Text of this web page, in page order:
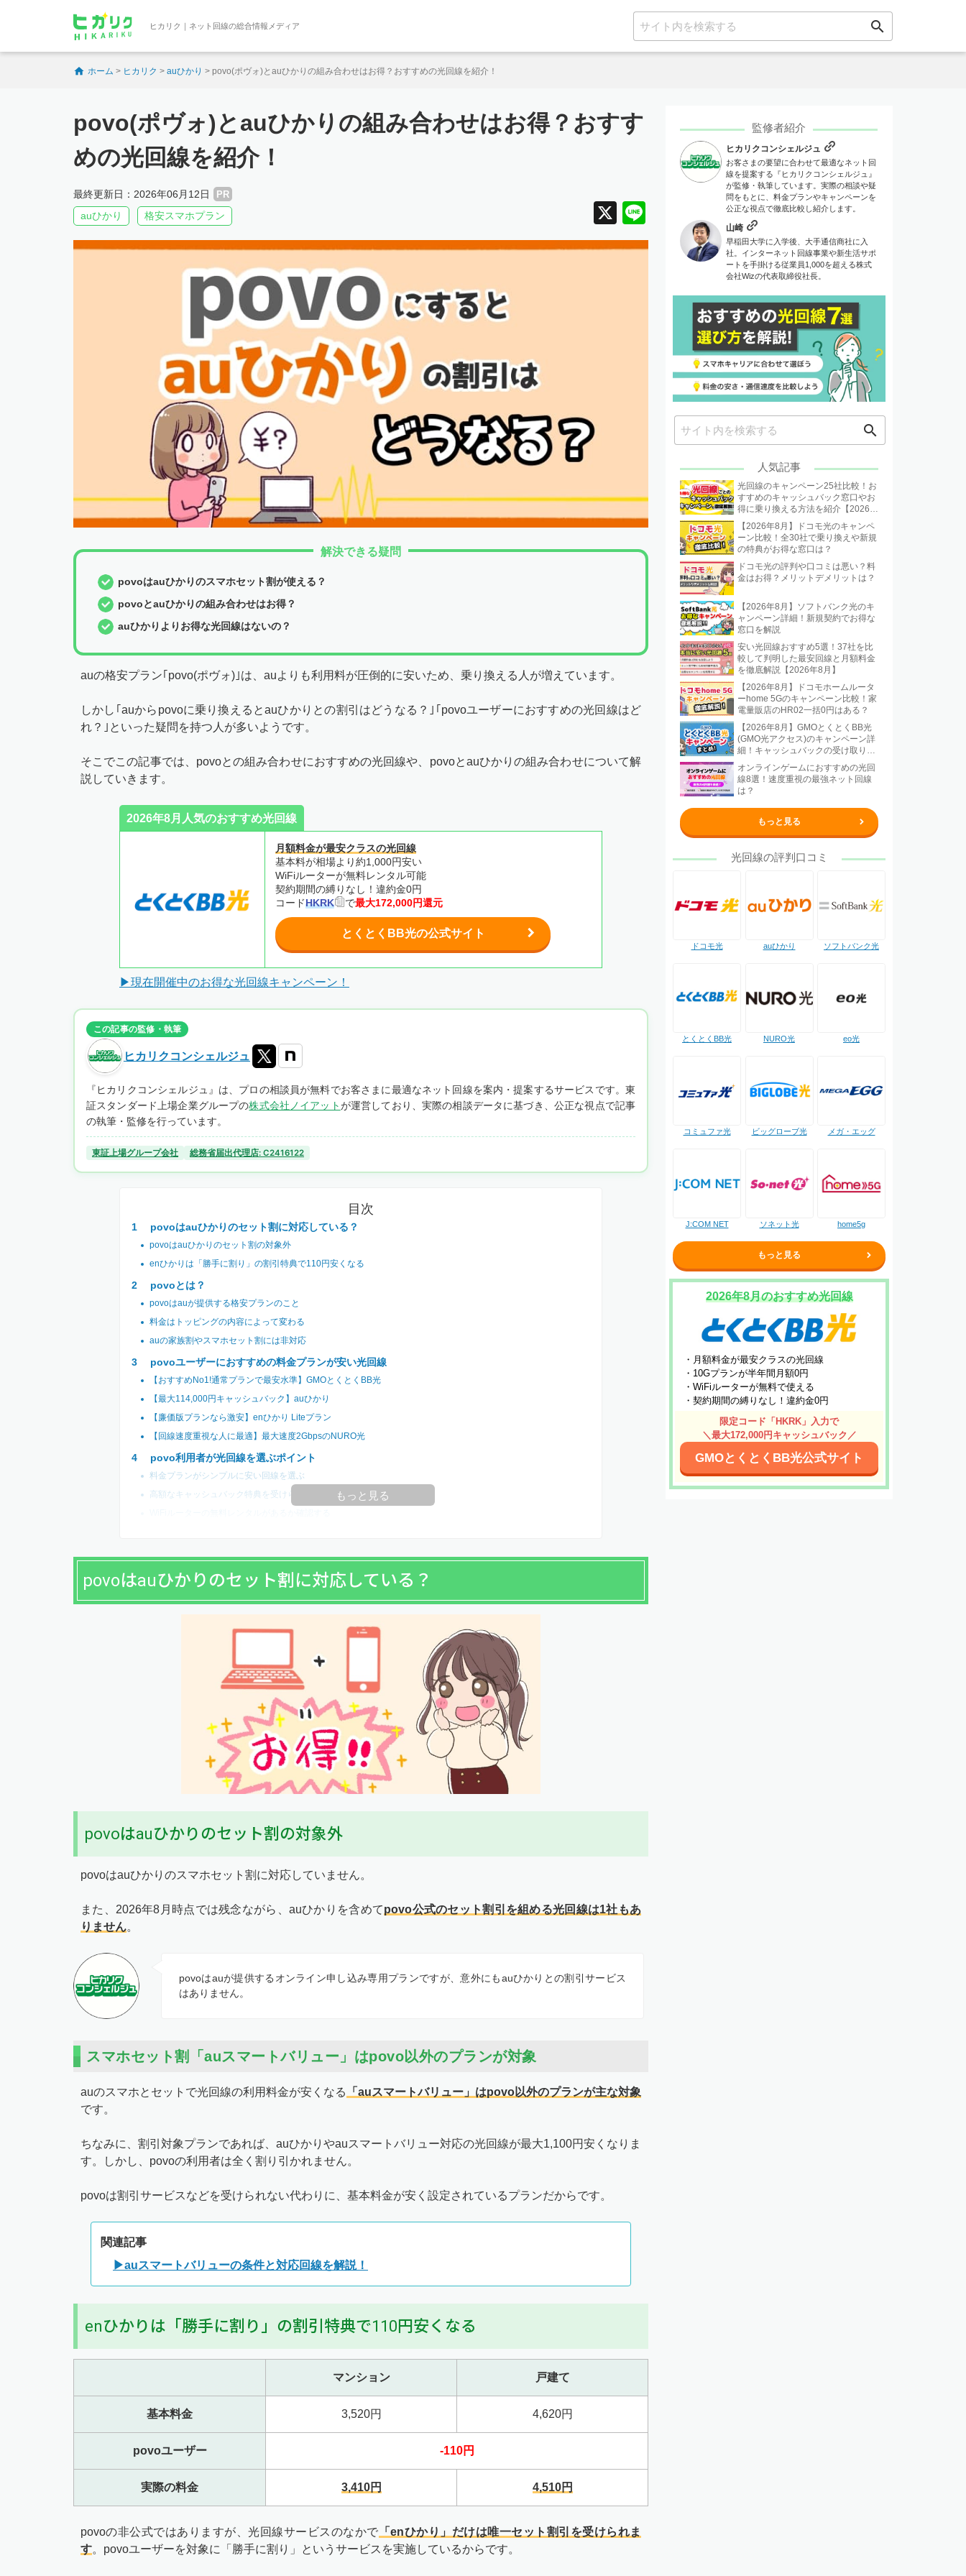
ヒカリク｜ネット回線の総合情報メディア search
ホーム > ヒカリク > auひかり > povo(ポヴォ)とauひかりの組み合わせはお得？おすすめの光回線を紹介！
povo(ポヴォ)とauひかりの組み合わせはお得？おすす
めの光回線を紹介！
最終更新日：2026年06月12日 PR
X
auひかり 格安スマホプラン
解決できる疑問
povoはauひかりのスマホセット割が使える？
povoとauひかりの組み合わせはお得？
auひかりよりお得な光回線はないの？
auの格安プラン｢povo(ポヴォ)｣は、auよりも利用料が圧倒的に安いため、乗り換える人が増えています。
しかし｢auからpovoに乗り換えるとauひかりとの割引はどうなる？｣｢povoユーザーにおすすめの光回線はど
れ？｣といった疑問を持つ人が多いようです。
そこでこの記事では、povoとの組み合わせにおすすめの光回線や、povoとauひかりの組み合わせについて解
説していきます。
2026年8月人気のおすすめ光回線
月額料金が最安クラスの光回線
基本料が相場より約1,000円安い
WiFiルーターが無料レンタル可能
契約期間の縛りなし！違約金0円
コードHKRK で最大172,000円還元
とくとくBB光の公式サイト
▶現在開催中のお得な光回線キャンペーン！
この記事の監修・執筆
ヒカリクコンシェルジュ
『ヒカリクコンシェルジュ』は、プロの相談員が無料でお客さまに最適なネット回線を案内・提案するサービスです。東
証スタンダード上場企業グループの株式会社ノイアットが運営しており、実際の相談データに基づき、公正な視点で記事
の執筆・監修を行っています。
東証上場グループ会社 総務省届出代理店: C2416122
目次
povoはauひかりのセット割に対応している？
povoはauひかりのセット割の対象外
enひかりは「勝手に割り」の割引特典で110円安くなる
povoとは？
povoはauが提供する格安プランのこと
料金はトッピングの内容によって変わる
auの家族割やスマホセット割には非対応
povoユーザーにおすすめの料金プランが安い光回線
【おすすめNo1!通常プランで最安水準】GMOとくとくBB光
【最大114,000円キャッシュバック】auひかり
【廉価版プランなら激安】enひかり Liteプラン
【回線速度重視な人に最適】最大速度2GbpsのNURO光
povo利用者が光回線を選ぶポイント
料金プランがシンプルに安い回線を選ぶ
高額なキャッシュバック特典を受けられるか調べるもっと見る
povoはauひかりのセット割に対応している？
povoはauひかりのセット割の対象外
povoはauひかりのスマホセット割に対応していません。
また、2026年8月時点では残念ながら、auひかりを含めてpovo公式のセット割引を組める光回線は1社もあ
りません。
povoはauが提供するオンライン申し込み専用プランですが、意外にもauひかりとの割引サービス
はありません。
スマホセット割「auスマートバリュー」はpovo以外のプランが対象
auのスマホとセットで光回線の利用料金が安くなる
「auスマートバリュー」はpovo以外のプランが主な対象
です。
ちなみに、割引対象プランであれば、auひかりやauスマートバリュー対応の光回線が最大1,100円安くなりま
す。しかし、povoの利用者は全く割り引かれません。
povoは割引サービスなどを受けられない代わりに、基本料金が安く設定されているプランだからです。
関連記事
▶auスマートバリューの条件と対応回線を解説！
enひかりは「勝手に割り」の割引特典で110円安くなる
マンション 戸建て
基本料金 3,520円 4,620円
povoユーザー -110円
実際の料金 3,410円 4,510円
povoの非公式ではありますが、光回線サービスのなかで 「enひかり」だけは唯一セット割引を受けられま
す。povoユーザーを対象に「勝手に割り」というサービスを実施しているからです。
監修者紹介
ヒカリクコンシェルジュ
お客さまの要望に合わせて最適なネット回
線を提案する『ヒカリクコンシェルジュ』
が監修・執筆しています。実際の相談や疑
問をもとに、料金プランやキャンペーンを
公正な視点で徹底比較し紹介します。
山崎
早稲田大学に入学後、大手通信商社に入
社。インターネット回線事業や新生活サポ
ートを手掛ける従業員1,000を超える株式
会社Wizの代表取締役社長。
search
人気記事
光回線のキャンペーン25社比較！お
すすめのキャッシュバック窓口やお
得に乗り換える方法を紹介【2026年
8月】
【2026年8月】ドコモ光のキャンペ
ーン比較！全30社で乗り換えや新規
の特典がお得な窓口は？
ドコモ光の評判や口コミは悪い？料
金はお得？メリットデメリットは？
【2026年8月】ソフトバンク光のキ
ャンペーン詳細！新規契約でお得な
窓口を解説
安い光回線おすすめ5選！37社を比
較して判明した最安回線と月額料金
を徹底解説【2026年8月】
【2026年8月】ドコモホームルータ
ーhome 5Gのキャンペーン比較！家
電量販店のHR02一括0円はある？
【2026年8月】GMOとくとくBB光
(GMO光アクセス)のキャンペーン詳
細！キャッシュバックの受け取り方
法も解説
オンラインゲームにおすすめの光回
線8選！速度重視の最強ネット回線
は？
もっと見る
光回線の評判口コミ
ドコモ光 auひかり ソフトバンク光
とくとくBB光 NURO光 eo光
コミュファ光 ビッグローブ光 メガ・エッグ
J:COM NET ソネット光 home5g
もっと見る
2026年8月のおすすめ光回線
・月額料金が最安クラスの光回線
・10Gプランが半年間月額0円
・WiFiルーターが無料で使える
・契約期間の縛りなし！違約金0円
限定コード「HKRK」入力で
＼最大172,000円キャッシュバック／
GMOとくとくBB光公式サイト